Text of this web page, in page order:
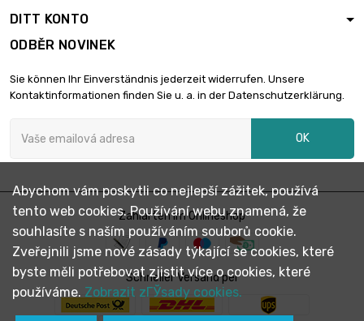
DITT KONTO
ODBĚR NOVINEK
Sie können Ihr Einverständnis jederzeit widerrufen. Unsere
Kontaktinformationen finden Sie u. a. in der Datenschutzerklärung.
OK
Zahlarten im Onlineshop
Schneller Versand per
Abychom vám poskytli co nejlepší zážitek, používá
tento web cookies. Používání webu znamená, že
souhlasíte s naším používáním souborů cookie.
Zveřejnili jsme nové zásady týkající se cookies, které
byste měli potřebovat zjistit více o cookies, které
používáme. Zobrazit zГЎsady cookies.